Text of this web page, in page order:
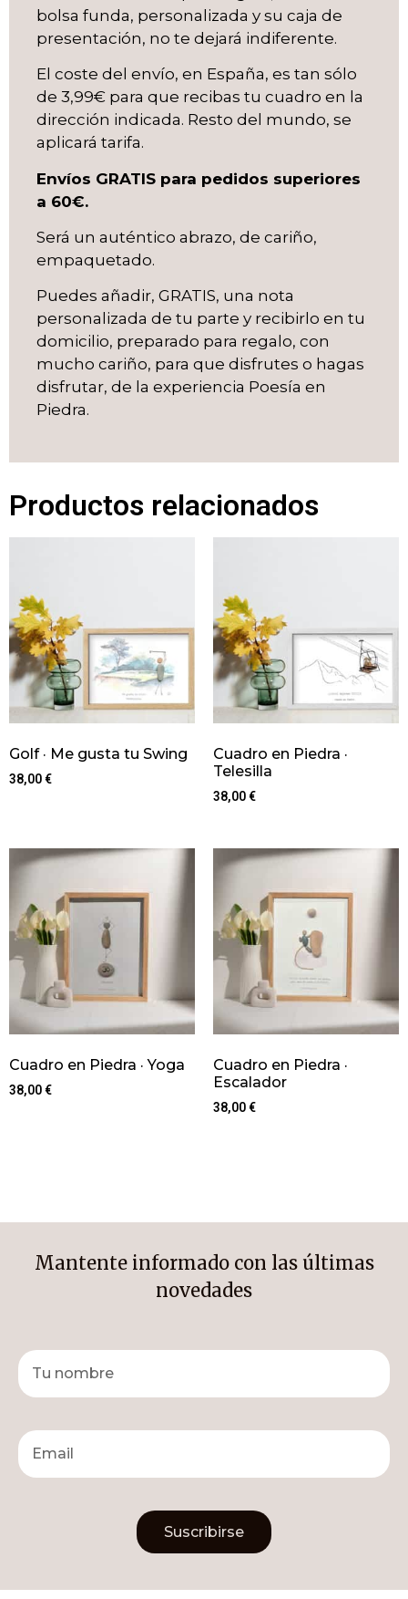
bolsa funda, personalizada y su caja de
presentación, no te dejará indiferente.
El coste del envío, en España, es tan sólo
de 3,99€ para que recibas tu cuadro en la
dirección indicada. Resto del mundo, se
aplicará tarifa.
Envíos GRATIS para pedidos superiores
a 60€.
Será un auténtico abrazo, de cariño,
empaquetado.
Puedes añadir, GRATIS, una nota
personalizada de tu parte y recibirlo en tu
domicilio, preparado para regalo, con
mucho cariño, para que disfrutes o hagas
disfrutar, de la experiencia Poesía en
Piedra.
Productos relacionados
Golf · Me gusta tu Swing
38,00€
Cuadro en Piedra ·
Telesilla
38,00€
Cuadro en Piedra · Yoga
38,00€
Cuadro en Piedra ·
Escalador
38,00€
Mantente informado con las últimas
novedades
Suscribirse